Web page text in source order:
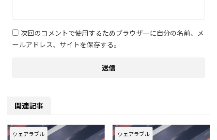
次回のコメントで使用するためブラウザーに自分の名前、メ
ールアドレス、サイトを保存する。
関連記事
ウェアラブル ウェアラブル